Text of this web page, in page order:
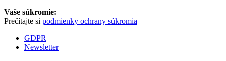
Vaše súkromie:
Prečítajte si podmienky ochrany súkromia
GDPR
Newsletter